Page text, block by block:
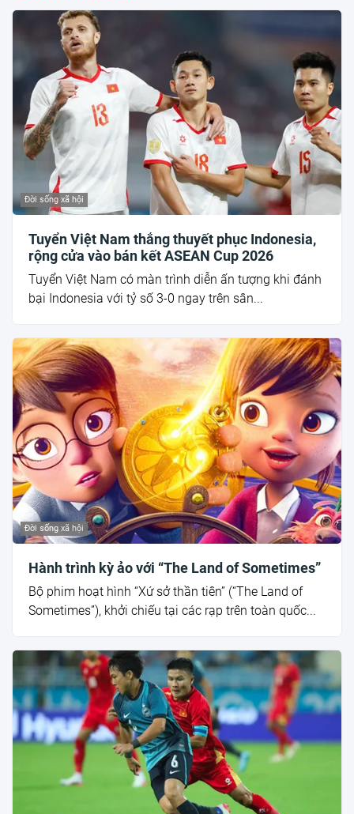
Đời sống xã hội
Tuyển Việt Nam thắng thuyết phục Indonesia,
rộng cửa vào bán kết ASEAN Cup 2026
Tuyển Việt Nam có màn trình diễn ấn tượng khi đánh
bại Indonesia với tỷ số 3-0 ngay trên sân...
Đời sống xã hội
Hành trình kỳ ảo với “The Land of Sometimes”
Bộ phim hoạt hình “Xứ sở thần tiên” (“The Land of
Sometimes”), khởi chiếu tại các rạp trên toàn quốc...